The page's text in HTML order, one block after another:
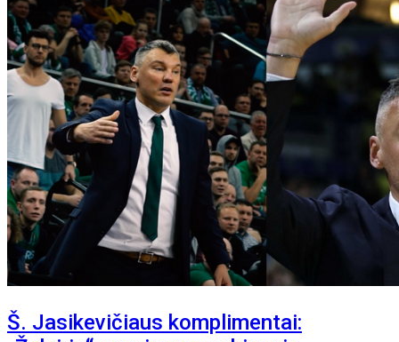
Š. Jasikevičiaus komplimentai: